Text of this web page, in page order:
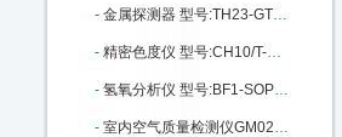
- 金属探测器 型号:TH23-GTL115库号：M136950
- 精密色度仪 型号:CH10/T-50库号：M206867
- 氢氧分析仪 型号:BF1-SOP库号：M312798
- 室内空气质量检测仪GM02-GM-AII M335325